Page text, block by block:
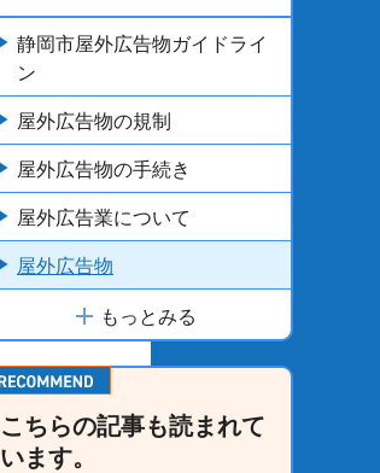
静岡市屋外広告物ガイドライ
ン
屋外広告物の規制
屋外広告物の手続き
屋外広告業について
屋外広告物
もっとみる
こちらの記事も読まれて
います。